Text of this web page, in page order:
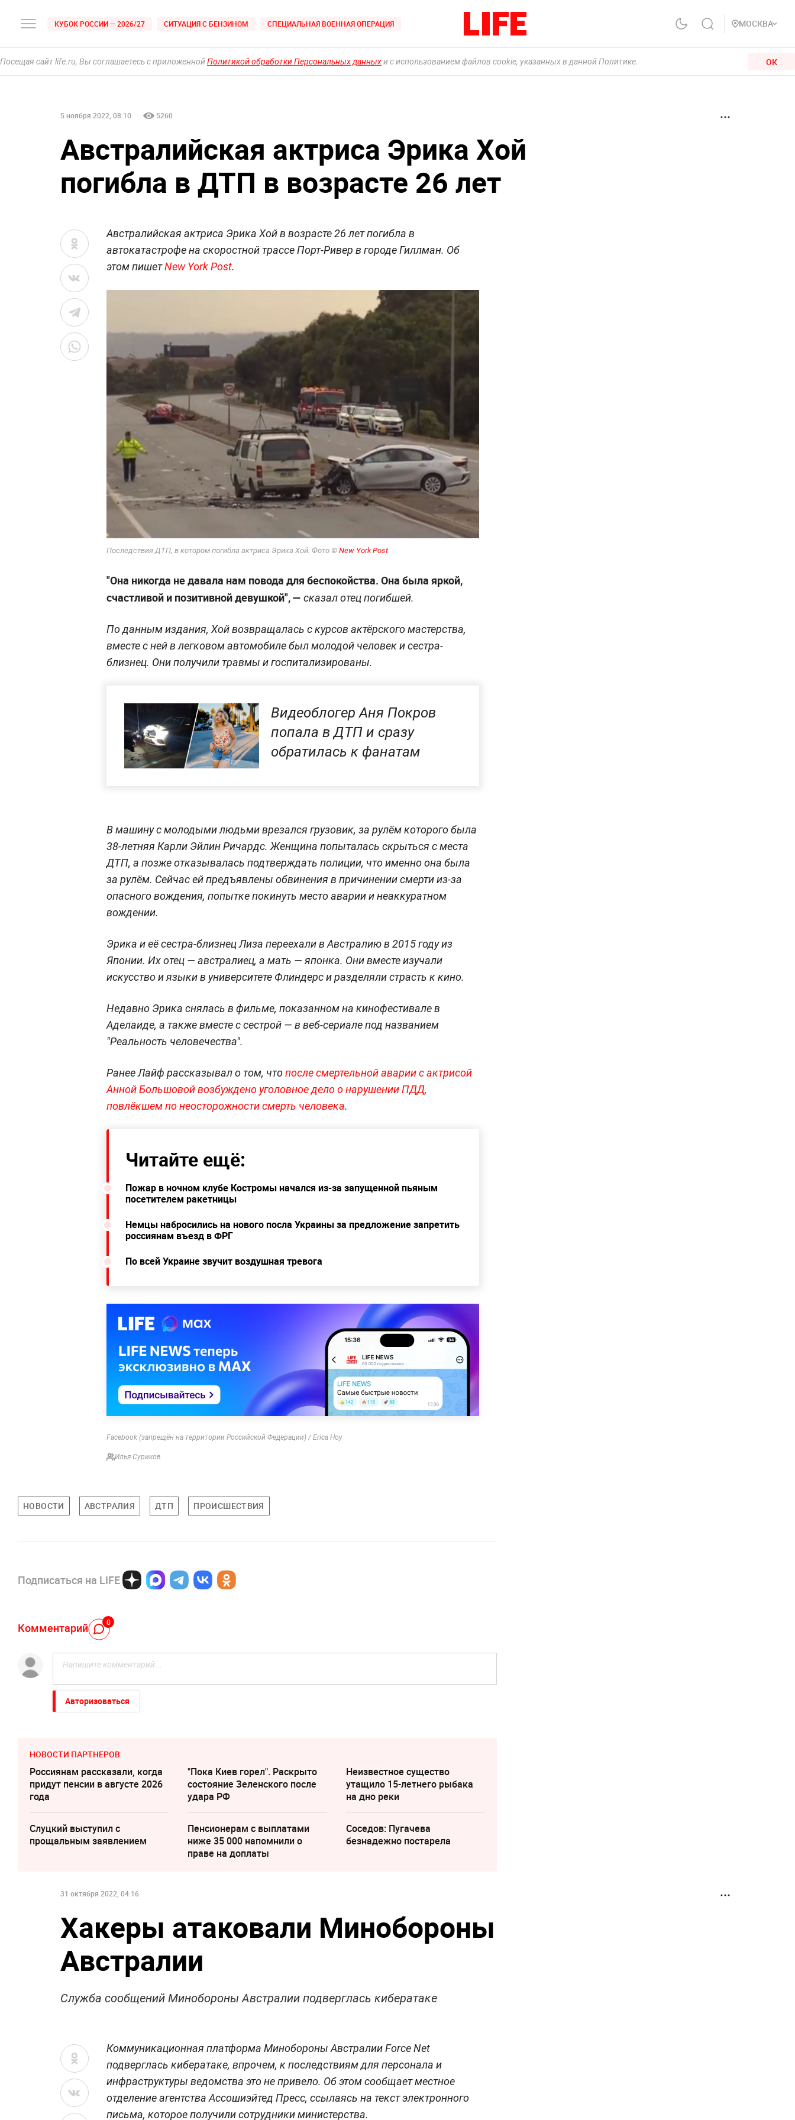
КУБОК РОССИИ — 2026/27 СИТУАЦИЯ С БЕНЗИНОМ СПЕЦИАЛЬНАЯ ВОЕННАЯ ОПЕРАЦИЯ МОСКВА
Посещая сайт life.ru, Вы соглашаетесь с приложеннойПолитикой обработки Персональных данныхи с использованием файлов cookie, указанных в данной Политике. ОК
5 ноября 2022, 08:10 5260
Австралийская актриса Эрика Хой
погибла в ДТП в возрасте 26 лет
Австралийская актриса Эрика Хой в возрасте 26 лет погибла в
автокатастрофе на скоростной трассе Порт-Ривер в городе Гиллман. Об
этом пишетNew York Post.
Последствия ДТП, в котором погибла актриса Эрика Хой. Фото © New York Post
"Она никогда не давала нам повода для беспокойства. Она была яркой,
счастливой и позитивной девушкой", — сказал отец погибшей.
По данным издания, Хой возвращалась с курсов актёрского мастерства,
вместе с ней в легковом автомобиле был молодой человек и сестра-
близнец. Они получили травмы и госпитализированы.
Видеоблогер Аня Покров
попала в ДТП и сразу
обратилась к фанатам
В машину с молодыми людьми врезался грузовик, за рулём которого была
38-летняя Карли Эйлин Ричардс. Женщина попыталась скрыться с места
ДТП, а позже отказывалась подтверждать полиции, что именно она была
за рулём. Сейчас ей предъявлены обвинения в причинении смерти из-за
опасного вождения, попытке покинуть место аварии и неаккуратном
вождении.
Эрика и её сестра-близнец Лиза переехали в Австралию в 2015 году из
Японии. Их отец — австралиец, а мать — японка. Они вместе изучали
искусство и языки в университете Флиндерс и разделяли страсть к кино.
Недавно Эрика снялась в фильме, показанном на кинофестивале в
Аделаиде, а также вместе с сестрой — в веб-сериале под названием
"Реальность человечества".
Ранее Лайф рассказывал о том, чтопосле смертельной аварии с актрисой
Анной Большовой возбуждено уголовное дело о нарушении ПДД,
повлёкшем по неосторожности смерть человека.
Читайте ещё:
Пожар в ночном клубе Костромы начался из-за запущенной пьяным
посетителем ракетницы
Немцы набросились на нового посла Украины за предложение запретить
россиянам въезд в ФРГ
По всей Украине звучит воздушная тревога
Facebook (запрещён на территории Российской Федерации) / Erica Hoy
Илья Суриков
НОВОСТИ АВСТРАЛИЯ ДТП ПРОИСШЕСТВИЯ
Подписаться на LIFE
Комментарий 0
Авторизоваться
НОВОСТИ ПАРТНЕРОВ
Россиянам рассказали, когда
придут пенсии в августе 2026
года
"Пока Киев горел". Раскрыто
состояние Зеленского после
удара РФ
Неизвестное существо
утащило 15-летнего рыбака
на дно реки
Слуцкий выступил с
прощальным заявлением
Пенсионерам с выплатами
ниже 35 000 напомнили о
праве на доплаты
Соседов: Пугачева
безнадежно постарела
31 октября 2022, 04:16
Хакеры атаковали Минобороны
Австралии
Служба сообщений Минобороны Австралии подверглась кибератаке
Коммуникационная платформа Минобороны Австралии Force Net
подверглась кибератаке, впрочем, к последствиям для персонала и
инфраструктуры ведомства это не привело. Об этом сообщает местное
отделение агентства Ассошиэйтед Пресс, ссылаясь на текст электронного
письма, которое получили сотрудники министерства.